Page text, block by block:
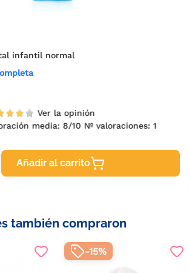
infantil normal
Ver la opinión
media:8/10 Nº valoraciones:1
Añadir al carrito
también compraron
-15%